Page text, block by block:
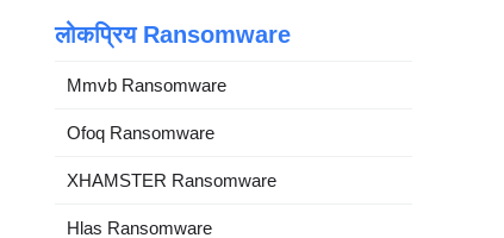
लोकप्रिय Ransomware
Mmvb Ransomware
Ofoq Ransomware
XHAMSTER Ransomware
Hlas Ransomware